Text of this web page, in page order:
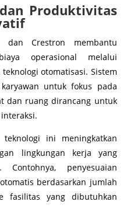
Produktivitas
dan Crestron membantu
operasional melalui
otomatisasi. Sistem
untuk fokus pada
dan ruang dirancang untuk
ini meningkatkan
lingkungan kerja yang
penyesuaian
berdasarkan jumlah
fasilitas yang dibutuhkan